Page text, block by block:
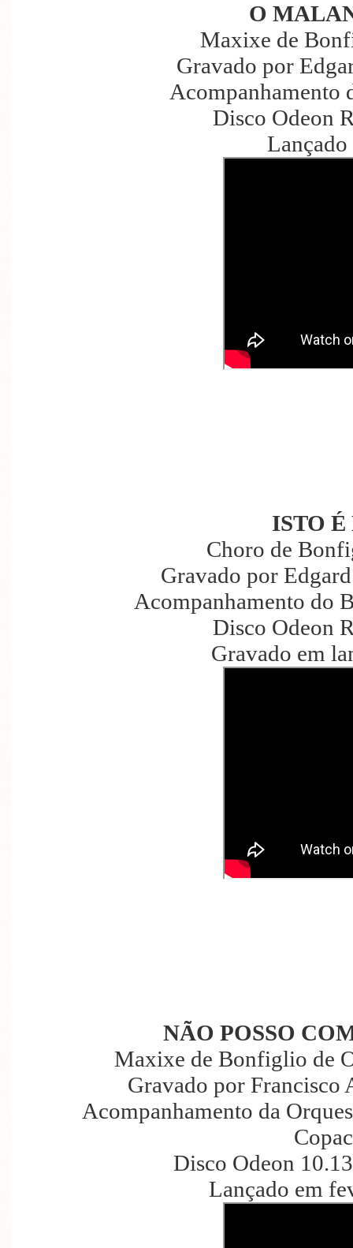
O
Maxixe de
Gravado por
Acompanhamento
Disco Odeon
ISTO É
Choro de
Gravado por
Acompanhamento do
Disco Odeon
Gravado em
NÃO POSSO
Maxixe de Bonfiglio de
Gravado por Francisco
Acompanhamento da
Disco Odeon
Lançado em